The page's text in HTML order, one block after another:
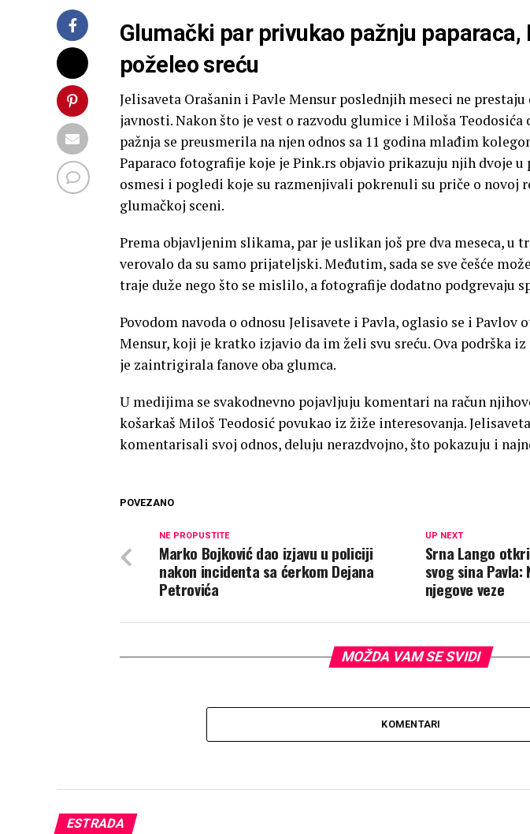
Glumački par privukao pažnju paparaca,
poželeo sreću
Jelisaveta Orašanin i Pavle Mensur poslednjih meseci ne prestaju
javnosti. Nakon što je vest o razvodu glumice i Miloša Teodosića
pažnja se preusmerila na njen odnos sa 11 godina mlađim
Paparaco fotografije koje je Pink.rs objavio prikazuju njih dvoje u
osmesi i pogledi koje su razmenjivali pokrenuli su priče o novoj
glumačkoj sceni.
Prema objavljenim slikama, par je uslikan još pre dva meseca, u
verovalo da su samo prijateljski. Međutim, sada se sve češće
traje duže nego što se mislilo, a fotografije dodatno podgrevaju
Povodom navoda o odnosu Jelisavete i Pavla, oglasio se i Pavlov
Mensur, koji je kratko izjavio da im želi svu sreću. Ova podrška
je zaintrigirala fanove oba glumca.
U medijima se svakodnevno pojavljuju komentari na račun
košarkaš Miloš Teodosić povukao iz žiže interesovanja.
komentarisali svoj odnos, deluju nerazdvojno, što pokazuju i
POVEZANO
UP NEXT
Srna Lango
svog sina Pavla:
njegove veze
NE PROPUSTITE
Marko Bojković dao izjavu u policiji
nakon incidenta sa ćerkom Dejana
Petrovića
MOŽDA VAM SE SVIDI
KOMENTARI
ESTRADA